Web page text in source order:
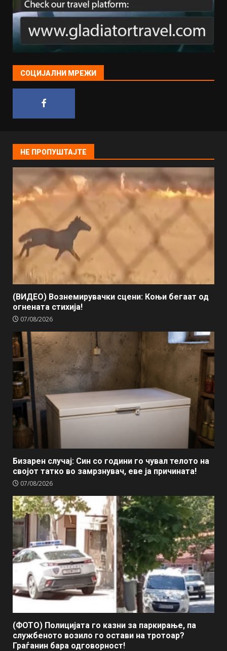
СОЦИЈАЛНИ МРЕЖИ
НЕ ПРОПУШТАЈТЕ
(ВИДЕО) Вознемирувачки сцени: Коњи бегаат од
огнената стихија!
07/08/2026
Бизарен случај: Син со години го чувал телото на
својот татко во замрзнувач, еве ја причината!
07/08/2026
(ФОТО) Полицијата го казни за паркирање, па
службеното возило го остави на тротоар?
Граѓанин бара одговорност!